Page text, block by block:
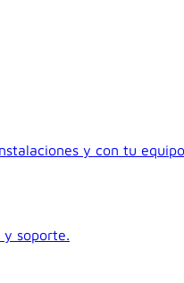
y con tu
y soporte.